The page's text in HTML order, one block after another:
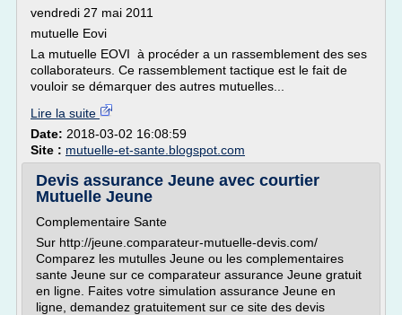
vendredi 27 mai 2011
mutuelle Eovi
La mutuelle EOVI à procéder a un rassemblement des ses
collaborateurs. Ce rassemblement tactique est le fait de
vouloir se démarquer des autres mutuelles...
Lire la suite
Date: 2018-03-02 16:08:59
Site : mutuelle-et-sante.blogspot.com
Devis assurance Jeune avec courtier
Mutuelle Jeune
Complementaire Sante
Sur http://jeune.comparateur-mutuelle-devis.com/
Comparez les mutulles Jeune ou les complementaires
sante Jeune sur ce comparateur assurance Jeune gratuit
en ligne. Faites votre simulation assurance Jeune en
ligne, demandez gratuitement sur ce site des devis